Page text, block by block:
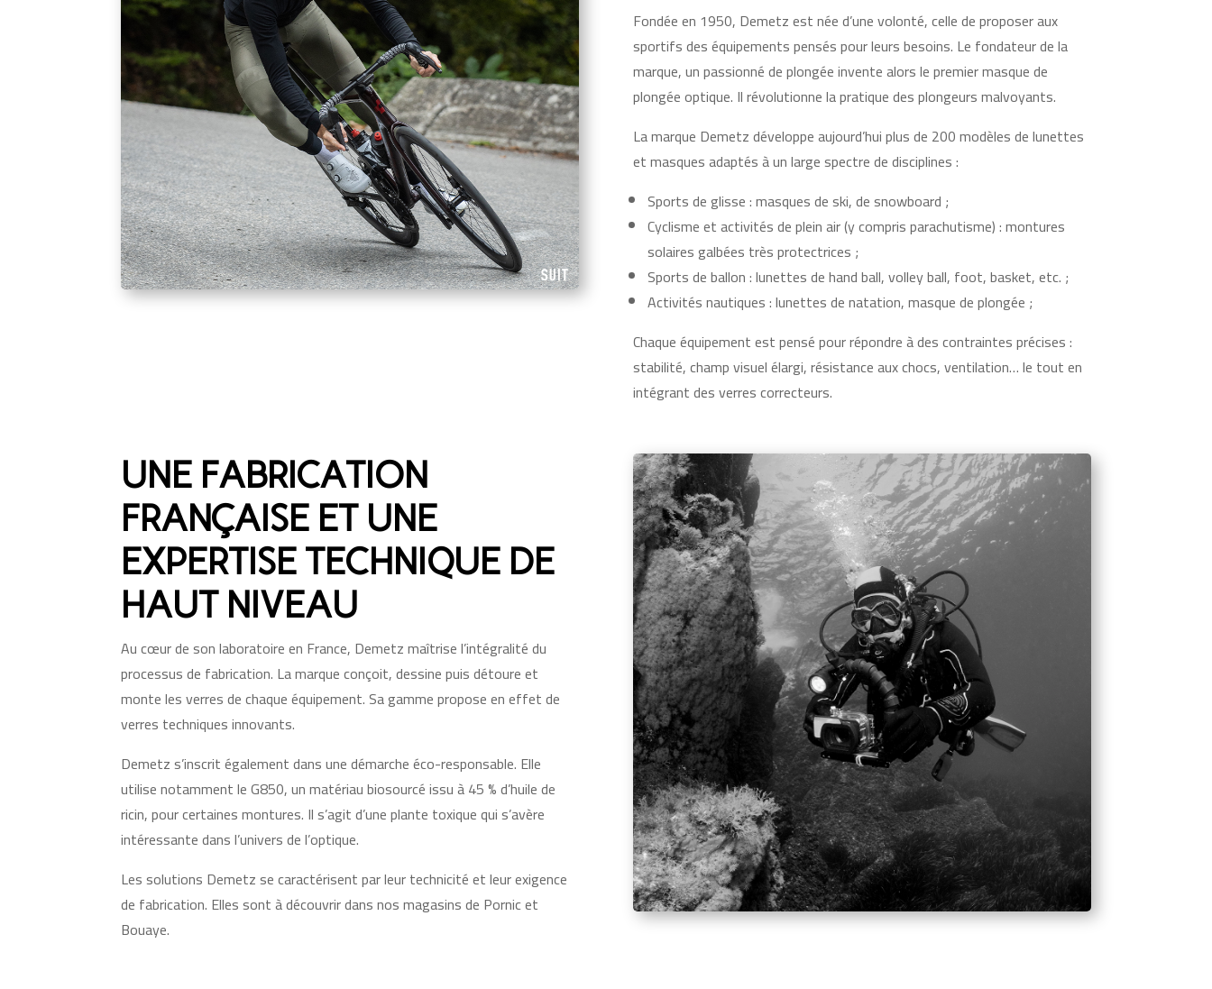
Fondée en 1950, Demetz est née d’une volonté, celle de proposer aux
sportifs des équipements pensés pour leurs besoins. Le fondateur de la
marque, un passionné de plongée invente alors le premier masque de
plongée optique. Il révolutionne la pratique des plongeurs malvoyants.
La marque Demetz développe aujourd’hui plus de 200 modèles de lunettes
et masques adaptés à un large spectre de disciplines :
Sports de glisse : masques de ski, de snowboard ;
Cyclisme et activités de plein air (y compris parachutisme) : montures
solaires galbées très protectrices ;
Sports de ballon : lunettes de hand ball, volley ball, foot, basket, etc. ;
Activités nautiques : lunettes de natation, masque de plongée ;
Chaque équipement est pensé pour répondre à des contraintes précises :
stabilité, champ visuel élargi, résistance aux chocs, ventilation… le tout en
intégrant des verres correcteurs.
UNE FABRICATION
FRANÇAISE ET UNE
EXPERTISE TECHNIQUE DE
HAUT NIVEAU
Au cœur de son laboratoire en France, Demetz maîtrise l’intégralité du
processus de fabrication. La marque conçoit, dessine puis détoure et
monte les verres de chaque équipement. Sa gamme propose en effet de
verres techniques innovants.
Demetz s’inscrit également dans une démarche éco-responsable. Elle
utilise notamment le G850, un matériau biosourcé issu à 45 % d’huile de
ricin, pour certaines montures. Il s’agit d’une plante toxique qui s’avère
intéressante dans l’univers de l’optique.
Les solutions Demetz se caractérisent par leur technicité et leur exigence
de fabrication. Elles sont à découvrir dans nos magasins de Pornic et
Bouaye.